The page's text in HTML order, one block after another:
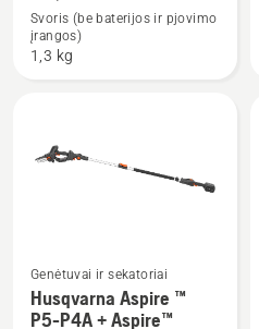
P5-
P4A
įkrovikliu
Svoris (be baterijos ir pjovimo
įrangos)
1,3 kg
Genėtuvai ir sekatoriai
Husqvarna Aspire ™
P5-P4A + Aspire™